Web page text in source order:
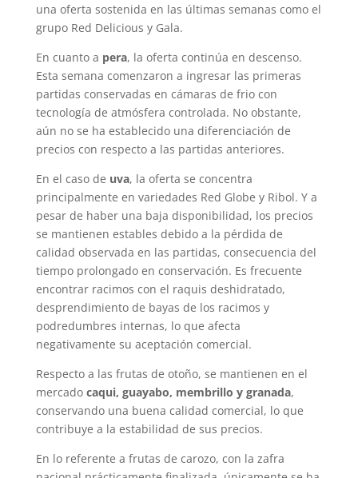
una oferta sostenida en las últimas semanas como el
grupo Red Delicious y Gala.
En cuanto a pera, la oferta continúa en descenso.
Esta semana comenzaron a ingresar las primeras
partidas conservadas en cámaras de frio con
tecnología de atmósfera controlada. No obstante,
aún no se ha establecido una diferenciación de
precios con respecto a las partidas anteriores.
En el caso de uva, la oferta se concentra
principalmente en variedades Red Globe y Ribol. Y a
pesar de haber una baja disponibilidad, los precios
se mantienen estables debido a la pérdida de
calidad observada en las partidas, consecuencia del
tiempo prolongado en conservación. Es frecuente
encontrar racimos con el raquis deshidratado,
desprendimiento de bayas de los racimos y
podredumbres internas, lo que afecta
negativamente su aceptación comercial.
Respecto a las frutas de otoño, se mantienen en el
mercado caqui, guayabo, membrillo y granada,
conservando una buena calidad comercial, lo que
contribuye a la estabilidad de sus precios.
En lo referente a frutas de carozo, con la zafra